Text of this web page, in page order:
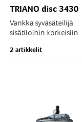
TRIANO disc 3430
Vankka syväsäteilijä
sisätiloihin korkeisiin
vaaditaan korkeaa
valaistustasoa, kuten...
2 artikkelit